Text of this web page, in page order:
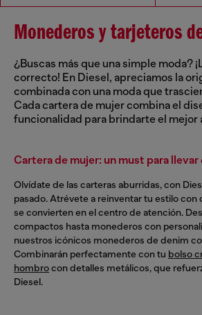
Monederos y tarjeteros
¿Buscas más que una simple moda?
correcto! En Diesel, apreciamos la
combinada con una moda que
Cada cartera de mujer combina el
funcionalidad para brindarte el mejor
Cartera de mujer: un must para
Olvídate de las carteras aburridas, con
pasado. Atrévete a reinventar tu estilo con
se convierten en el centro de atención.
compactos hasta monederos con
nuestros icónicos monederos de denim
Combinarán perfectamente con tu bolso
hombrocon detalles metálicos, que
Diesel.